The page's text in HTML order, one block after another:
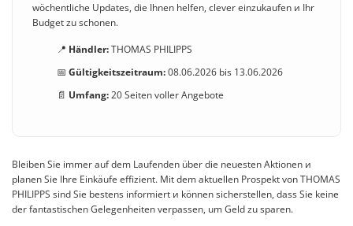
wöchentliche Updates, die Ihnen helfen, clever einzukaufen и Ihr
Budget zu schonen.
📍 Händler:THOMAS PHILIPPS
📅 Gültigkeitszeitraum:08.06.2026 bis 13.06.2026
📄 Umfang:20 Seiten voller Angebote
Bleiben Sie immer auf dem Laufenden über die neuesten Aktionen и
planen Sie Ihre Einkäufe effizient. Mit dem aktuellen Prospekt von THOMAS
PHILIPPS sind Sie bestens informiert и können sicherstellen, dass Sie keine
der fantastischen Gelegenheiten verpassen, um Geld zu sparen.